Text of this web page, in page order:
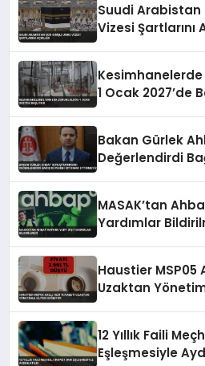
Suudi Arabistan
Vizesi Şartlarını
1 Ocak 2027’de
Bakan Gürlek
Değerlendirdi
MASAK’tan
Yardımlar
Haustier MSP05
Uzaktan
12 Yıllık Faili
Eşleşmesiyle